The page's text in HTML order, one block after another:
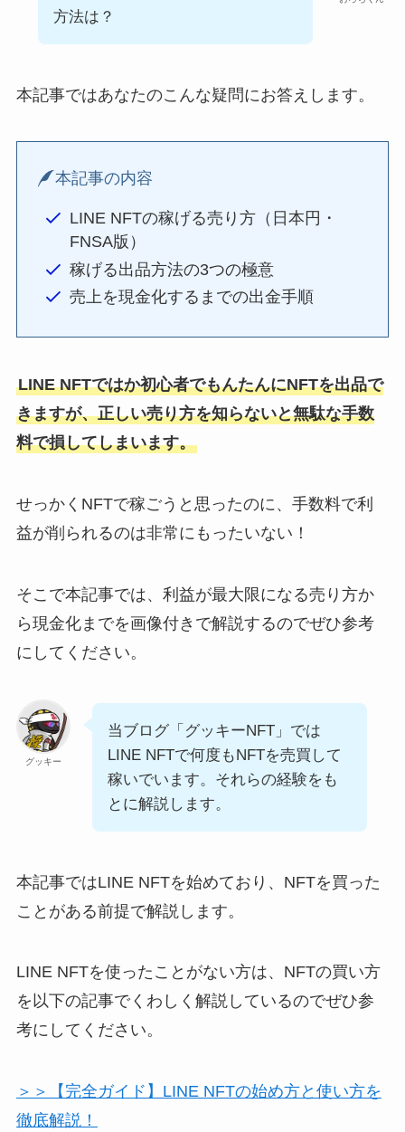
方法は？
本記事ではあなたのこんな疑問にお答えします。
本記事の内容
LINE NFTの稼げる売り方（日本円・
FNSA版）
稼げる出品方法の3つの極意
売上を現金化するまでの出金手順
LINE NFTではか初心者でもんたんにNFTを出品で
きますが、正しい売り方を知らないと無駄な手数
料で損してしまいます。
せっかくNFTで稼ごうと思ったのに、手数料で利
益が削られるのは非常にもったいない！
そこで本記事では、利益が最大限になる売り方か
ら現金化までを画像付きで解説するのでぜひ参考
にしてください。
グッキー
当ブログ「グッキーNFT」では
LINE NFTで何度もNFTを売買して
稼いでいます。それらの経験をも
とに解説します。
本記事ではLINE NFTを始めており、NFTを買った
ことがある前提で解説します。
LINE NFTを使ったことがない方は、NFTの買い方
を以下の記事でくわしく解説しているのでぜひ参
考にしてください。
＞＞【完全ガイド】LINE NFTの始め方と使い方を
徹底解説！